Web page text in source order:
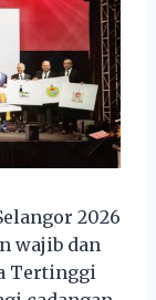
2026
wajib dan
Tertinggi